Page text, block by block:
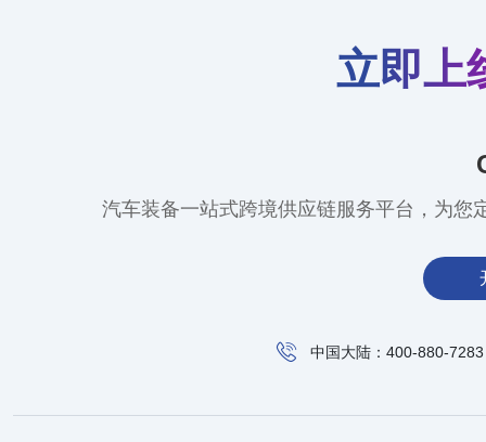
立即上
汽车装备一站式跨境供应链服务平台，为您
中国大陆：400-880-7283